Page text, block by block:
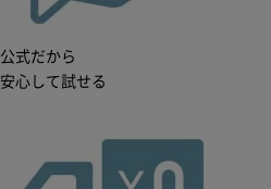
公式だから
安心して試せる